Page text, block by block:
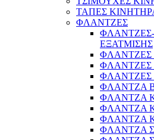
ΤΑΠΕΣ
ΦΛΑΝΤΖΕΣ
ΕΞΑΤΜΙΣΗΣ
ΦΛΑΝΤΖΕΣ
ΦΛΑΝΤΖΕΣ
ΦΛΑΝΤΖΕΣ
ΦΛΑΝΤΖΑ
ΦΛΑΝΤΖΑ
ΦΛΑΝΤΖΑ
ΦΛΑΝΤΖΑ
ΦΛΑΝΤΖΑ